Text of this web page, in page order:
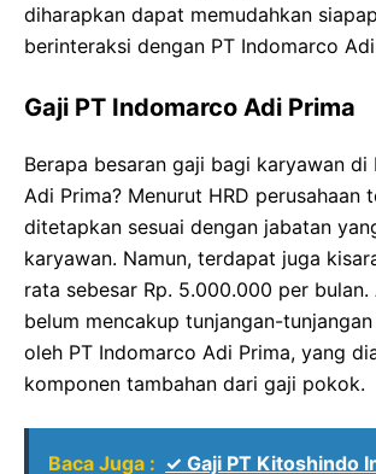
diharapkan dapat memudahkan
berinteraksi dengan PT Indomarco
Gaji PT Indomarco Adi Prima
Berapa besaran gaji bagi karyawan di
Adi Prima? Menurut HRD perusahaan
ditetapkan sesuai dengan jabatan
karyawan. Namun, terdapat juga
rata sebesar Rp. 5.000.000 per bulan.
belum mencakup tunjangan-
oleh PT Indomarco Adi Prima, yang
komponen tambahan dari gaji pokok.
Baca Juga : ✓ Gaji PT Kitoshindo